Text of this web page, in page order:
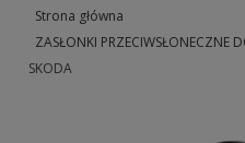
Strona główna
ZASŁONKI PRZECIWSŁONECZNE
SKODA